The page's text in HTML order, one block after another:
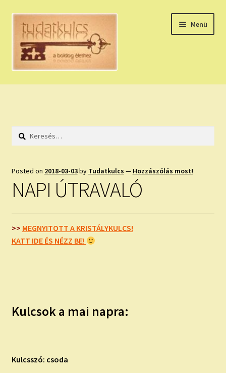
Ugrás
navigációhoz
Kilépés
tartalomba
Menü
HÚZZ EGY KÁRTYÁT!
HOLDNAPTÁR
NAPI ASZTROLÓGIA
ISMERJ MEG!
Keresés:
Posted on 2018-03-03by Tudatkulcs — Hozzászólás most!
NAPI ÚTRAVALÓ
>> MEGNYITOTT A KRISTÁLYKULCS!
KATT IDE ÉS NÉZZ BE!
Kulcsok a mai napra:
Kulcsszó: csoda